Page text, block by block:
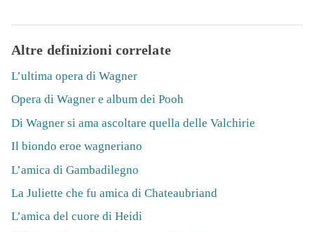
Altre definizioni correlate
L’ultima opera di Wagner
Opera di Wagner e album dei Pooh
Di Wagner si ama ascoltare quella delle Valchirie
Il biondo eroe wagneriano
L’amica di Gambadilegno
La Juliette che fu amica di Chateaubriand
L’amica del cuore di Heidi